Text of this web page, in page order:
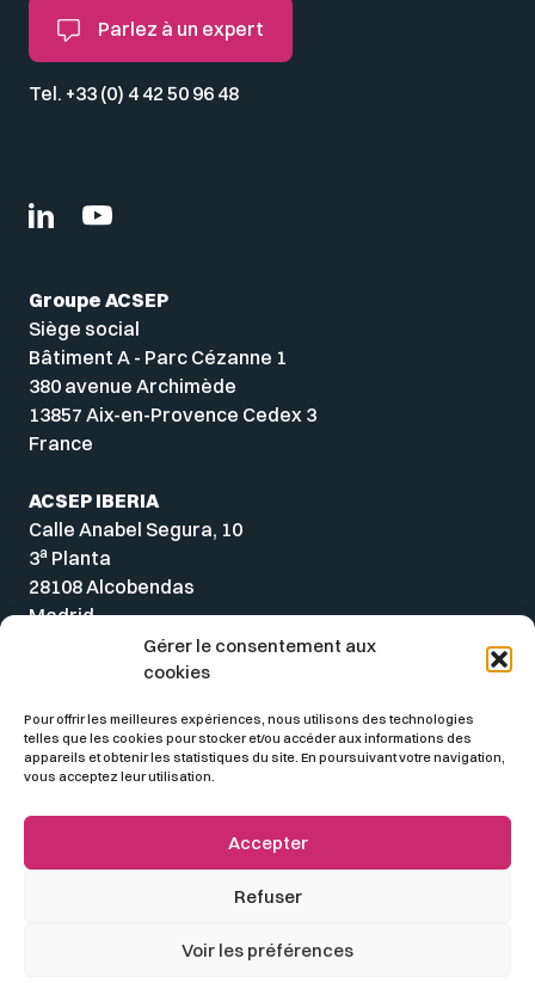
Gérer le consentement aux
cookies
Pour offrir les meilleures expériences, nous utilisons des technologies
telles que les cookies pour stocker et/ou accéder aux informations des
appareils et obtenir les statistiques du site. En poursuivant votre navigation,
vous acceptez leur utilisation.
Accepter
Refuser
Voir les préférences
Parlez à un expert
Tel. +33 (0) 4 42 50 96 48
Groupe ACSEP
Siège social
Bâtiment A - Parc Cézanne 1
380 avenue Archimède
13857 Aix-en-Provence Cedex 3
France
ACSEP IBERIA
Calle Anabel Segura, 10
3a Planta
28108 Alcobendas
Madrid